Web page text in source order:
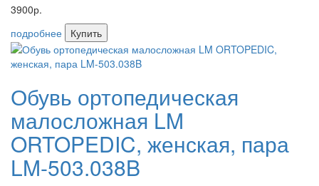
3900р.
подробнее
Купить
Обувь ортопедическая
малосложная LM
ORTOPEDIC, женская, пара
LM-503.038B